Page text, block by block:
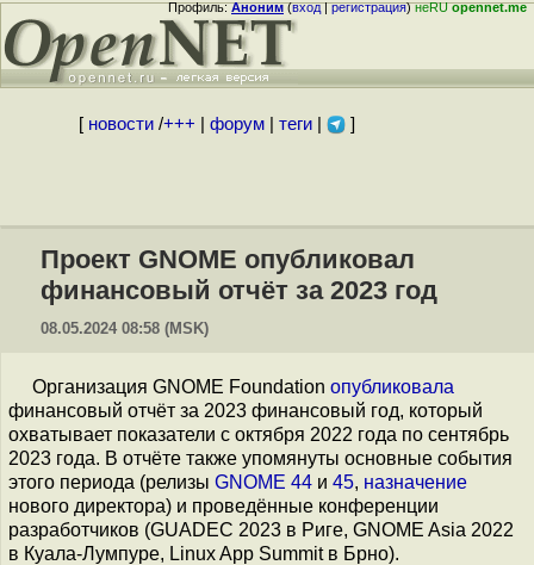
Профиль:Аноним(вход|регистрация)неRUopennet.me
[ новости/+++ форум| теги| ]
Проект GNOME опубликовал
финансовый отчёт за 2023 год
08.05.2024 08:58 (MSK)
Организация GNOME Foundation опубликовала
финансовый отчёт за 2023 финансовый год, который
охватывает показатели с октября 2022 года по сентябрь
2023 года. В отчёте также упомянуты основные события
этого периода (релизы GNOME 44 и 45, назначение
нового директора) и проведённые конференции
разработчиков (GUADEC 2023 в Риге, GNOME Asia 2022
в Куала-Лумпуре, Linux App Summit в Брно).